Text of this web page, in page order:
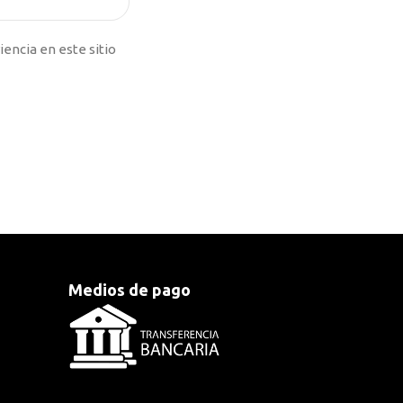
en este sitio
Medios de pago